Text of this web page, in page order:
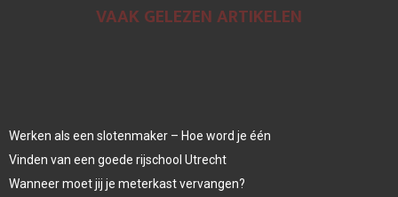
VAAK GELEZEN ARTIKELEN
Werken als een slotenmaker – Hoe word je één
Vinden van een goede rijschool Utrecht
Wanneer moet jij je meterkast vervangen?